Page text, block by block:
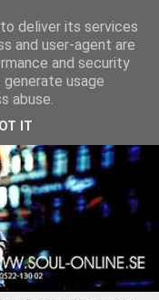
deliver its services
and user-agent are
and security
usage
abuse.
IT